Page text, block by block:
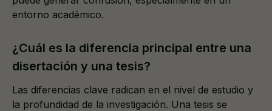
entorno académico.
¿Cuál es la diferencia principal entre una
disertación y una tesis?
Las diferencias clave radican en el nivel de estudio y
la profundidad de la investigación. Una tesis se